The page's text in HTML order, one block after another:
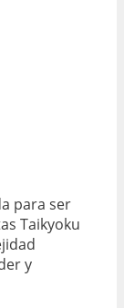
para ser
Taikyoku
y